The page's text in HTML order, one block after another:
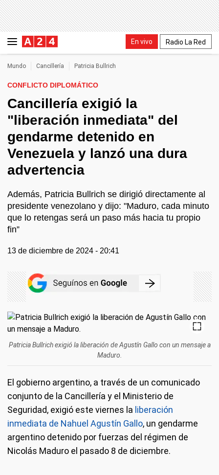
En vivo Radio La Red
Mundo Cancillería Patricia Bullrich
CONFLICTO DIPLOMÁTICO
Cancillería exigió la
"liberación inmediata" del
gendarme detenido en
Venezuela y lanzó una dura
advertencia
Además, Patricia Bullrich se dirigió directamente al
presidente venezolano y dijo: "Maduro, cada minuto
que lo retengas será un paso más hacia tu propio
fin”
13 de diciembre de 2024 - 20:41
Patricia Bullrich exigió la liberación de Agustín Gallo con un mensaje a
Maduro.
El gobierno argentino, a través de un comunicado
conjunto de la Cancillería y el Ministerio de
Seguridad, exigió este viernes la liberación
inmediata de Nahuel Agustín Gallo, un gendarme
argentino detenido por fuerzas del régimen de
Nicolás Maduro el pasado 8 de diciembre.